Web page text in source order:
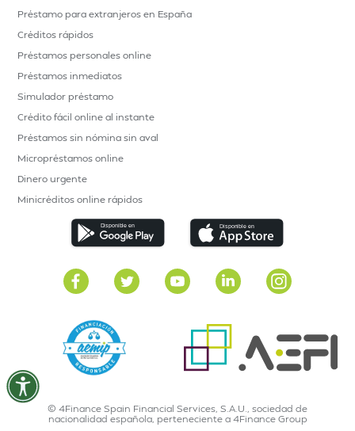
Préstamo para extranjeros en España
Créditos rápidos
Préstamos personales online
Préstamos inmediatos
Simulador préstamo
Crédito fácil online al instante
Préstamos sin nómina sin aval
Micropréstamos online
Dinero urgente
Minicréditos online rápidos
© 4Finance Spain Financial Services, S.A.U., sociedad de
nacionalidad española, perteneciente a 4Finance Group